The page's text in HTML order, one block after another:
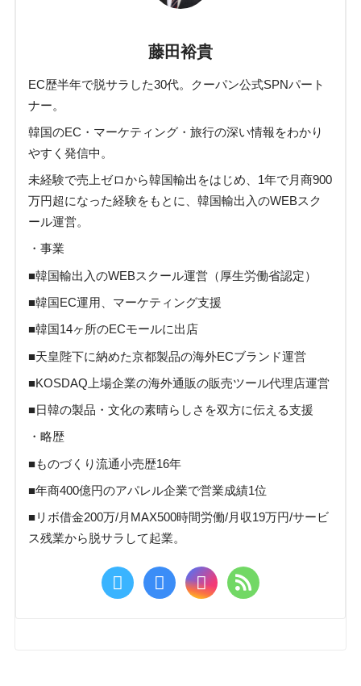
藤田裕貴
EC歴半年で脱サラした30代。クーパン公式SPNパート
ナー。
韓国のEC・マーケティング・旅行の深い情報をわかり
やすく発信中。
未経験で売上ゼロから韓国輸出をはじめ、1年で月商900
万円超になった経験をもとに、韓国輸出入のWEBスク
ール運営。
・事業
■韓国輸出入のWEBスクール運営（厚生労働省認定）
■韓国EC運用、マーケティング支援
■韓国14ヶ所のECモールに出店
■天皇陛下に納めた京都製品の海外ECブランド運営
■KOSDAQ上場企業の海外通販の販売ツール代理店運営
■日韓の製品・文化の素晴らしさを双方に伝える支援
・略歴
■ものづくり流通小売歴16年
■年商400億円のアパレル企業で営業成績1位
■リボ借金200万/月MAX500時間労働/月収19万円/サービ
ス残業から脱サラして起業。